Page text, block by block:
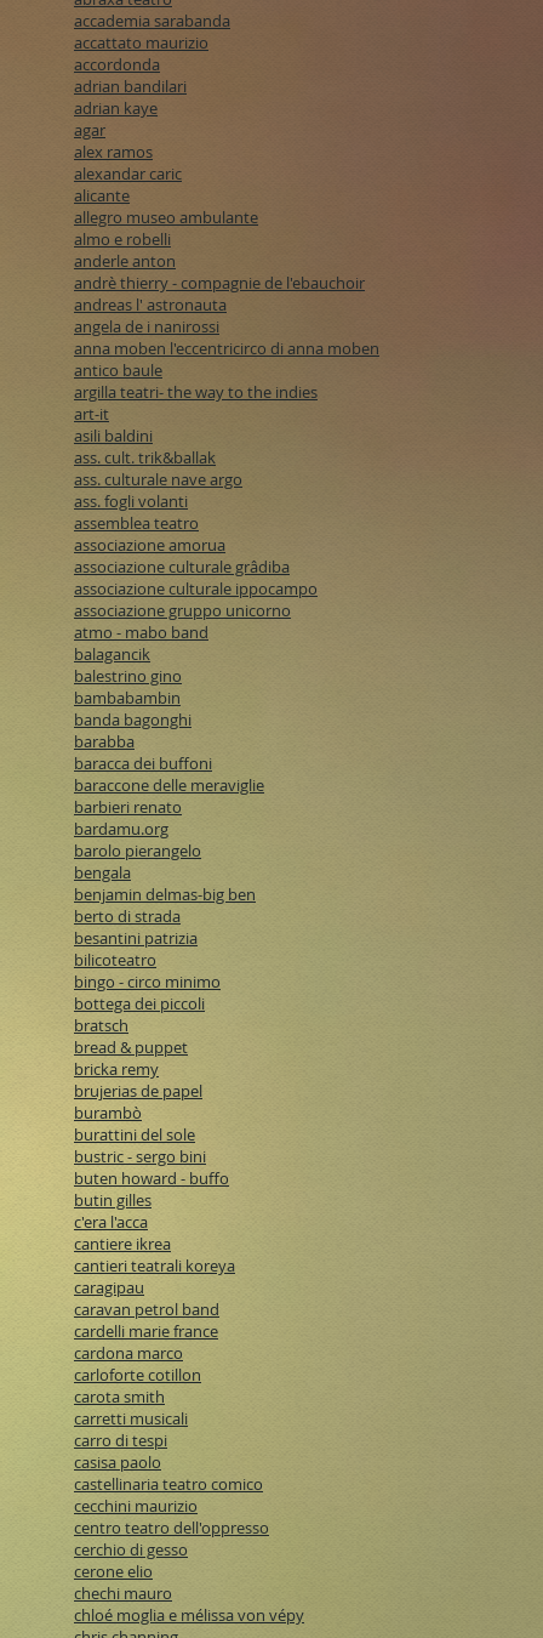
accademia sarabanda
accattato maurizio
accordonda
adrian bandilari
adrian kaye
agar
alex ramos
alexandar caric
alicante
allegro museo ambulante
almo e robelli
anderle anton
andrè thierry - compagnie de l'ebauchoir
andreas l' astronauta
angela de i nanirossi
anna moben l'eccentricirco di anna moben
antico baule
argilla teatri- the way to the indies
art-it
asili baldini
ass. cult. trik&ballak
ass. culturale nave argo
ass. fogli volanti
assemblea teatro
associazione amorua
associazione culturale grâdiba
associazione culturale ippocampo
associazione gruppo unicorno
atmo - mabo band
balagancik
balestrino gino
bambabambin
banda bagonghi
barabba
baracca dei buffoni
baraccone delle meraviglie
barbieri renato
bardamu.org
barolo pierangelo
bengala
benjamin delmas-big ben
berto di strada
besantini patrizia
bilicoteatro
bingo - circo minimo
bottega dei piccoli
bratsch
bread & puppet
bricka remy
brujerias de papel
burambò
burattini del sole
bustric - sergo bini
buten howard - buffo
butin gilles
c'era l'acca
cantiere ikrea
cantieri teatrali koreya
caragipau
caravan petrol band
cardelli marie france
cardona marco
carloforte cotillon
carota smith
carretti musicali
carro di tespi
casisa paolo
castellinaria teatro comico
cecchini maurizio
centro teatro dell'oppresso
cerchio di gesso
cerone elio
chechi mauro
chloé moglia e mélissa von vépy